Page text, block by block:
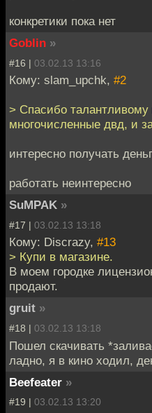
конкретики пока нет
Goblin »
#16 | 03.02.13 13:16
Кому: slam_upchk, #2
> Спасибо
многочисленные двд, и
интересно получать
работать неинтересно
SuMPAK »
#17 | 03.02.13 13:18
Кому: Discrazy, #13
> Купи в магазине.
В моем городке
продают.
gruit »
#18 | 03.02.13 13:18
Пошел скачивать
ладно, я в кино ходил,
Beefeater »
#19 | 03.02.13 13:20